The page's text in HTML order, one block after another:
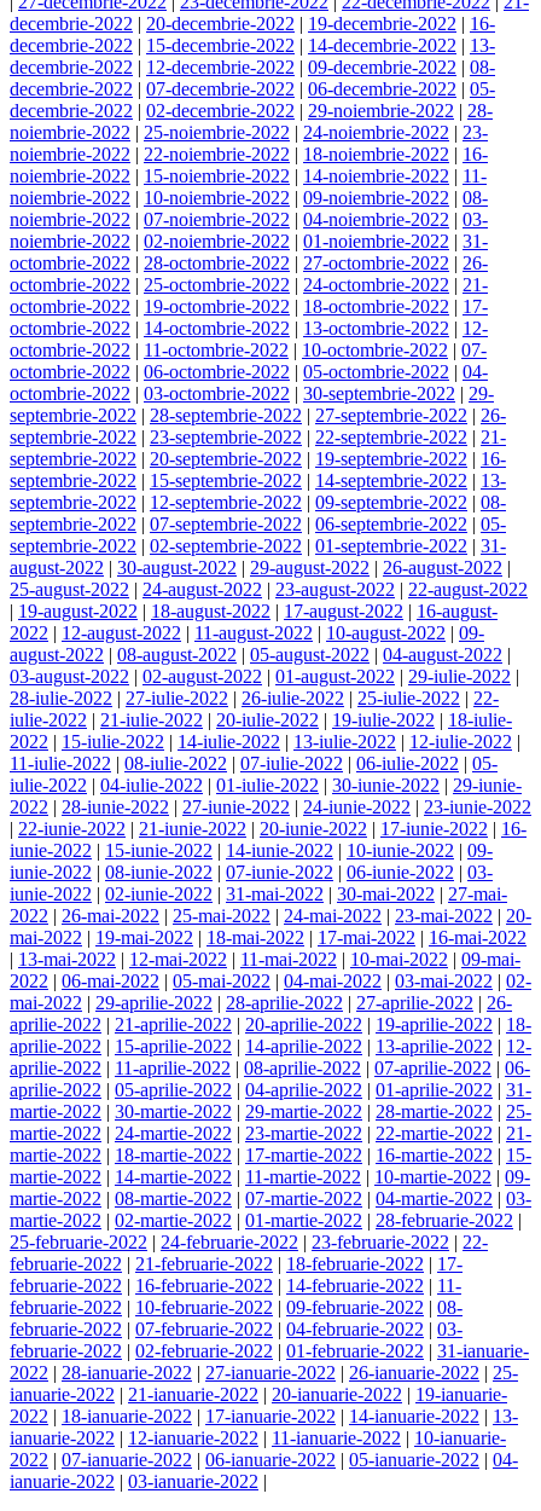
decembrie-2022 | 20-decembrie-2022 | 19-decembrie-2022 | 16-
decembrie-2022 | 15-decembrie-2022 | 14-decembrie-2022 | 13-
decembrie-2022 | 12-decembrie-2022 | 09-decembrie-2022 | 08-
decembrie-2022 | 07-decembrie-2022 | 06-decembrie-2022 | 05-
decembrie-2022 | 02-decembrie-2022 | 29-noiembrie-2022 | 28-
noiembrie-2022 | 25-noiembrie-2022 | 24-noiembrie-2022 | 23-
noiembrie-2022 | 22-noiembrie-2022 | 18-noiembrie-2022 | 16-
noiembrie-2022 | 15-noiembrie-2022 | 14-noiembrie-2022 | 11-
noiembrie-2022 | 10-noiembrie-2022 | 09-noiembrie-2022 | 08-
noiembrie-2022 | 07-noiembrie-2022 | 04-noiembrie-2022 | 03-
noiembrie-2022 | 02-noiembrie-2022 | 01-noiembrie-2022 | 31-
octombrie-2022 | 28-octombrie-2022 | 27-octombrie-2022 | 26-
octombrie-2022 | 25-octombrie-2022 | 24-octombrie-2022 | 21-
octombrie-2022 | 19-octombrie-2022 | 18-octombrie-2022 | 17-
octombrie-2022 | 14-octombrie-2022 | 13-octombrie-2022 | 12-
octombrie-2022 | 11-octombrie-2022 | 10-octombrie-2022 | 07-
octombrie-2022 | 06-octombrie-2022 | 05-octombrie-2022 | 04-
octombrie-2022 | 03-octombrie-2022 | 30-septembrie-2022 | 29-
septembrie-2022 | 28-septembrie-2022 | 27-septembrie-2022 | 26-
septembrie-2022 | 23-septembrie-2022 | 22-septembrie-2022 | 21-
septembrie-2022 | 20-septembrie-2022 | 19-septembrie-2022 | 16-
septembrie-2022 | 15-septembrie-2022 | 14-septembrie-2022 | 13-
septembrie-2022 | 12-septembrie-2022 | 09-septembrie-2022 | 08-
septembrie-2022 | 07-septembrie-2022 | 06-septembrie-2022 | 05-
septembrie-2022 | 02-septembrie-2022 | 01-septembrie-2022 | 31-
august-2022 | 30-august-2022 | 29-august-2022 | 26-august-2022 |
25-august-2022 | 24-august-2022 | 23-august-2022 | 22-august-2022
| 19-august-2022 | 18-august-2022 | 17-august-2022 | 16-august-
2022 | 12-august-2022 | 11-august-2022 | 10-august-2022 | 09-
august-2022 | 08-august-2022 | 05-august-2022 | 04-august-2022 |
03-august-2022 | 02-august-2022 | 01-august-2022 | 29-iulie-2022 |
28-iulie-2022 | 27-iulie-2022 | 26-iulie-2022 | 25-iulie-2022 | 22-
iulie-2022 | 21-iulie-2022 | 20-iulie-2022 | 19-iulie-2022 | 18-iulie-
2022 | 15-iulie-2022 | 14-iulie-2022 | 13-iulie-2022 | 12-iulie-2022 |
11-iulie-2022 | 08-iulie-2022 | 07-iulie-2022 | 06-iulie-2022 | 05-
iulie-2022 | 04-iulie-2022 | 01-iulie-2022 | 30-iunie-2022 | 29-iunie-
2022 | 28-iunie-2022 | 27-iunie-2022 | 24-iunie-2022 | 23-iunie-2022
| 22-iunie-2022 | 21-iunie-2022 | 20-iunie-2022 | 17-iunie-2022 | 16-
iunie-2022 | 15-iunie-2022 | 14-iunie-2022 | 10-iunie-2022 | 09-
iunie-2022 | 08-iunie-2022 | 07-iunie-2022 | 06-iunie-2022 | 03-
iunie-2022 | 02-iunie-2022 | 31-mai-2022 | 30-mai-2022 | 27-mai-
2022 | 26-mai-2022 | 25-mai-2022 | 24-mai-2022 | 23-mai-2022 | 20-
mai-2022 | 19-mai-2022 | 18-mai-2022 | 17-mai-2022 | 16-mai-2022
| 13-mai-2022 | 12-mai-2022 | 11-mai-2022 | 10-mai-2022 | 09-mai-
2022 | 06-mai-2022 | 05-mai-2022 | 04-mai-2022 | 03-mai-2022 | 02-
mai-2022 | 29-aprilie-2022 | 28-aprilie-2022 | 27-aprilie-2022 | 26-
aprilie-2022 | 21-aprilie-2022 | 20-aprilie-2022 | 19-aprilie-2022 | 18-
aprilie-2022 | 15-aprilie-2022 | 14-aprilie-2022 | 13-aprilie-2022 | 12-
aprilie-2022 | 11-aprilie-2022 | 08-aprilie-2022 | 07-aprilie-2022 | 06-
aprilie-2022 | 05-aprilie-2022 | 04-aprilie-2022 | 01-aprilie-2022 | 31-
martie-2022 | 30-martie-2022 | 29-martie-2022 | 28-martie-2022 | 25-
martie-2022 | 24-martie-2022 | 23-martie-2022 | 22-martie-2022 | 21-
martie-2022 | 18-martie-2022 | 17-martie-2022 | 16-martie-2022 | 15-
martie-2022 | 14-martie-2022 | 11-martie-2022 | 10-martie-2022 | 09-
martie-2022 | 08-martie-2022 | 07-martie-2022 | 04-martie-2022 | 03-
martie-2022 | 02-martie-2022 | 01-martie-2022 | 28-februarie-2022 |
25-februarie-2022 | 24-februarie-2022 | 23-februarie-2022 | 22-
februarie-2022 | 21-februarie-2022 | 18-februarie-2022 | 17-
februarie-2022 | 16-februarie-2022 | 14-februarie-2022 | 11-
februarie-2022 | 10-februarie-2022 | 09-februarie-2022 | 08-
februarie-2022 | 07-februarie-2022 | 04-februarie-2022 | 03-
februarie-2022 | 02-februarie-2022 | 01-februarie-2022 | 31-ianuarie-
2022 | 28-ianuarie-2022 | 27-ianuarie-2022 | 26-ianuarie-2022 | 25-
ianuarie-2022 | 21-ianuarie-2022 | 20-ianuarie-2022 | 19-ianuarie-
2022 | 18-ianuarie-2022 | 17-ianuarie-2022 | 14-ianuarie-2022 | 13-
ianuarie-2022 | 12-ianuarie-2022 | 11-ianuarie-2022 | 10-ianuarie-
2022 | 07-ianuarie-2022 | 06-ianuarie-2022 | 05-ianuarie-2022 | 04-
ianuarie-2022 | 03-ianuarie-2022 |